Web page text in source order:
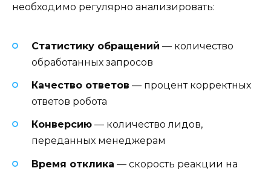
необходимо регулярно анализировать:
Статистику обращений — количество
обработанных запросов
Качество ответов — процент корректных
ответов робота
Конверсию — количество лидов,
переданных менеджерам
Время отклика — скорость реакции на